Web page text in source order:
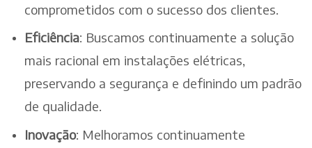
comprometidos com o sucesso dos clientes.
Eficiência: Buscamos continuamente a solução
mais racional em instalações elétricas,
preservando a segurança e definindo um padrão
de qualidade.
Inovação: Melhoramos continuamente